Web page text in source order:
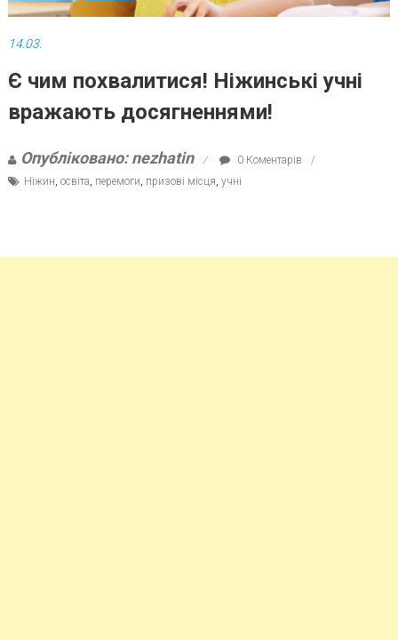
14.03.
Є чим похвалитися! Ніжинські учні
вражають досягненнями!
Опубліковано: nezhatin
0 Коментарів
Ніжин освіта перемоги призові місця учні